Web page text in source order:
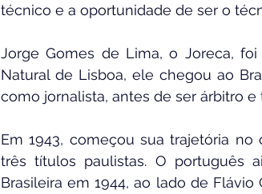
técnico e a oportunidade de ser o
Jorge Gomes de Lima, o Joreca,
Natural de Lisboa, ele chegou ao
como jornalista, antes de ser árbitro e
Em 1943, começou sua trajetória
três títulos paulistas. O português
Brasileira em 1944, ao lado de